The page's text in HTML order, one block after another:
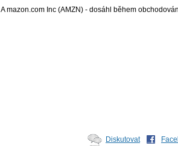
A mazon.com Inc (AMZN) - dosáhl během
Diskutovat